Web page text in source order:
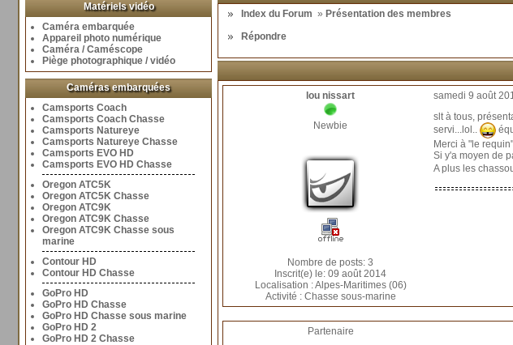
Matériels vidéo
Caméra embarquée
Appareil photo numérique
Caméra / Caméscope
Piège photographique / vidéo
Caméras embarquées
Camsports Coach
Camsports Coach Chasse
Camsports Natureye
Camsports Natureye Chasse
Camsports EVO HD
Camsports EVO HD Chasse
Oregon ATC5K
Oregon ATC5K Chasse
Oregon ATC9K
Oregon ATC9K Chasse
Oregon ATC9K Chasse sous
marine
Contour HD
Contour HD Chasse
GoPro HD
GoPro HD Chasse
GoPro HD Chasse sous marine
GoPro HD 2
GoPro HD 2 Chasse
Index du Forum » Présentation des membres
Répondre
lou nissart
Newbie
Nombre de posts: 3
Inscrit(e) le: 09 août 2014
Localisation : Alpes-Maritimes (06)
Activité : Chasse sous-marine
samedi 9 août
slt à tous,
servi...lol..
Merci à "le
Si y'a moyen de
A plus les
Partenaire